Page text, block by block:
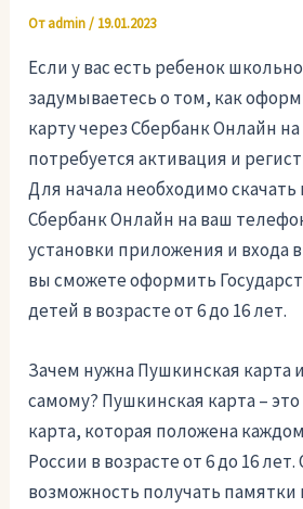
Отadmin/ 19.01.2023
Если у вас есть ребенок
задумываетесь о том, как
карту через Сбербанк Онлайн
потребуется активация и
Для начала необходимо
Сбербанк Онлайн на ваш
установки приложения и входа
вы сможете оформить
детей в возрасте от 6 до 16 лет.
Зачем нужна Пушкинская карта
самому? Пушкинская карта –
карта, которая положена
России в возрасте от 6 до 16 лет.
возможность получать памятки